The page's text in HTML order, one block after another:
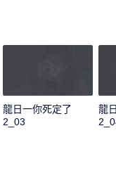
龍日一你死定了
2_03
龍